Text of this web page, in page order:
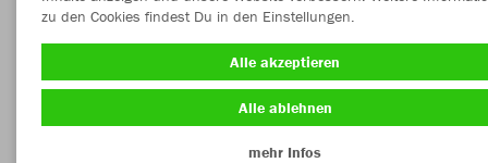
zu den Cookies findest Du in den Einstellungen.
Alle akzeptieren
Alle ablehnen
mehr Infos